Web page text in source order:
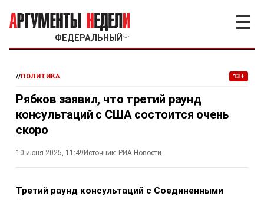
ФЕДЕРАЛЬНЫЙ ﹀
☰
//ПОЛИТИКА 13+
Рябков заявил, что третий раунд
консультаций с США состоится очень
скоро
10 июня 2025, 11:49 Источник: РИА Новости
Третий раунд консультаций с Соединенными